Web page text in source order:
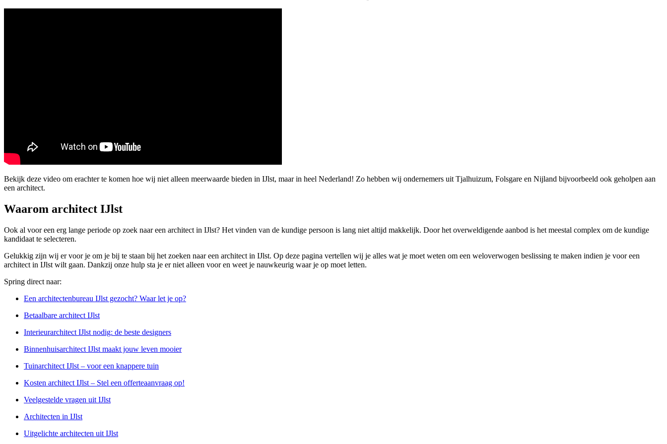
Bekijk deze video om erachter te komen hoe wij niet alleen meerwaarde bieden in IJlst, maar in heel Nederland! Zo hebben wij ondernemers uit Tjalhuizum, Folsgare en Nijland bijvoorbeeld ook geholpen aan
een architect.
Waarom architect IJlst
Ook al voor een erg lange periode op zoek naar een architect in IJlst? Het vinden van de kundige persoon is lang niet altijd makkelijk. Door het overweldigende aanbod is het meestal complex om de kundige
kandidaat te selecteren.
Gelukkig zijn wij er voor je om je bij te staan bij het zoeken naar een architect in IJlst. Op deze pagina vertellen wij je alles wat je moet weten om een weloverwogen beslissing te maken indien je voor een
architect in IJlst wilt gaan. Dankzij onze hulp sta je er niet alleen voor en weet je nauwkeurig waar je op moet letten.
Spring direct naar:
Een architectenbureau IJlst gezocht? Waar let je op?
Betaalbare architect IJlst
Interieurarchitect IJlst nodig: de beste designers
Binnenhuisarchitect IJlst maakt jouw leven mooier
Tuinarchitect IJlst – voor een knappere tuin
Kosten architect IJlst – Stel een offerteaanvraag op!
Veelgestelde vragen uit IJlst
Architecten in IJlst
Uitgelichte architecten uit IJlst